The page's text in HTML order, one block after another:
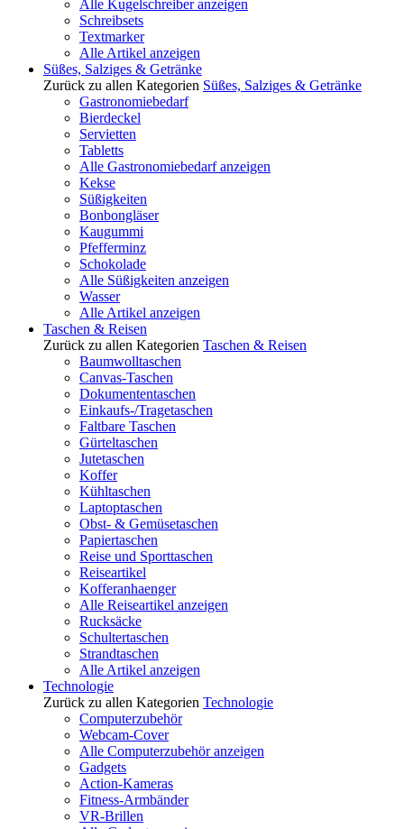
Alle Kugelschreiber anzeigen
Schreibsets
Textmarker
Alle Artikel anzeigen
Süßes, Salziges & Getränke
Zurück zu allen Kategorien Süßes, Salziges & Getränke
Gastronomiebedarf
Bierdeckel
Servietten
Tabletts
Alle Gastronomiebedarf anzeigen
Kekse
Süßigkeiten
Bonbongläser
Kaugummi
Pfefferminz
Schokolade
Alle Süßigkeiten anzeigen
Wasser
Alle Artikel anzeigen
Taschen & Reisen
Zurück zu allen Kategorien Taschen & Reisen
Baumwolltaschen
Canvas-Taschen
Dokumententaschen
Einkaufs-/Tragetaschen
Faltbare Taschen
Gürteltaschen
Jutetaschen
Koffer
Kühltaschen
Laptoptaschen
Obst- & Gemüsetaschen
Papiertaschen
Reise und Sporttaschen
Reiseartikel
Kofferanhaenger
Alle Reiseartikel anzeigen
Rucksäcke
Schultertaschen
Strandtaschen
Alle Artikel anzeigen
Technologie
Zurück zu allen Kategorien Technologie
Computerzubehör
Webcam-Cover
Alle Computerzubehör anzeigen
Gadgets
Action-Kameras
Fitness-Armbänder
VR-Brillen